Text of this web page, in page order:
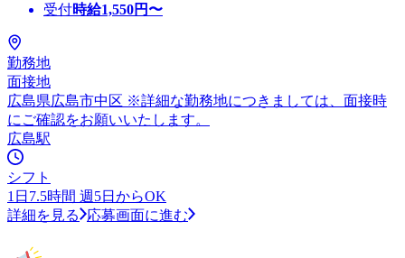
受付時給1,550円〜
勤務地
面接地
広島県広島市中区 ※詳細な勤務地につきましては、面接時
にご確認をお願いいたします。
広島駅
シフト
1日7.5時間 週5日からOK
詳細を見る
応募画面に進む